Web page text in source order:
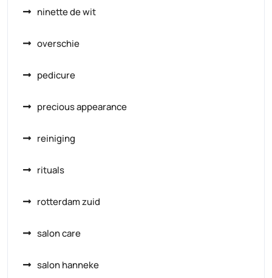
ninette de wit
overschie
pedicure
precious appearance
reiniging
rituals
rotterdam zuid
salon care
salon hanneke